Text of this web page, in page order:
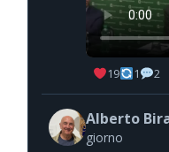
19 1 2
Alberto
giorno